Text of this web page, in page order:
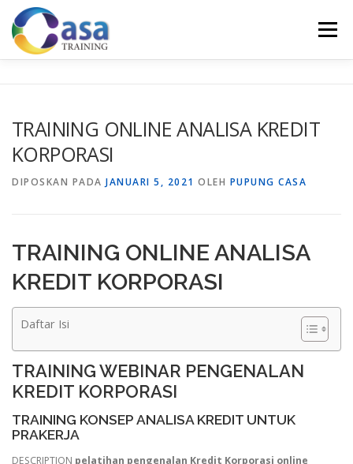
Lompat
konten
Menu
KONTAK KAMI
TRAINING ONLINE ANALISA KREDIT
KORPORASI
DIPOSKAN PADA JANUARI 5, 2021 OLEH PUPUNG CASA
TRAINING ONLINE ANALISA
KREDIT KORPORASI
Daftar Isi
TRAINING WEBINAR PENGENALAN
KREDIT KORPORASI
TRAINING KONSEP ANALISA KREDIT UNTUK
PRAKERJA
DESCRIPTION pelatihan pengenalan Kredit Korporasi online